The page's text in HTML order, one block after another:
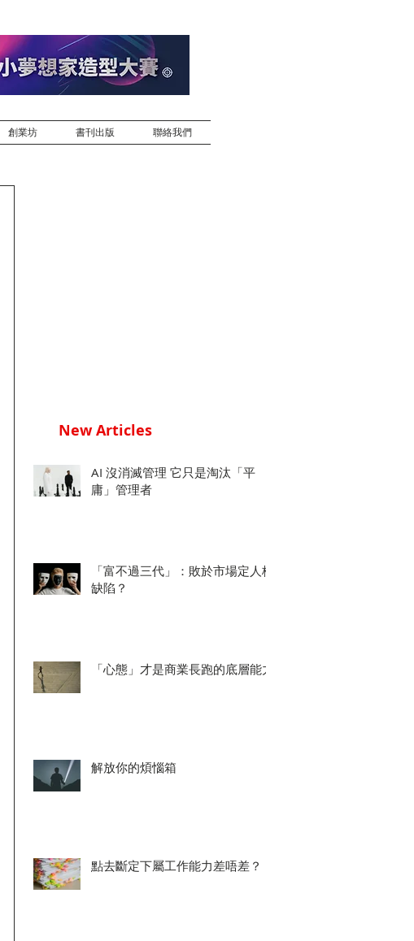
創業坊 書刊出版 聯絡我們
New Articles
AI 沒消滅管理 它只是淘汰「平
庸」管理者
「富不過三代」：敗於市場定人格
缺陷？
「心態」才是商業長跑的底層能力
解放你的煩惱箱
點去斷定下屬工作能力差唔差？